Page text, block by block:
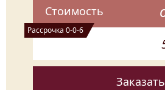
Стоимость
Рассрочка 0-0-6
Заказать